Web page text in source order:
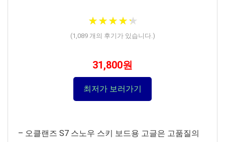
★★★★★
★★★★★
(1,089개의 후기가 있습니다.)
31,800원
최저가 보러가기
– 오클랜즈 S7 스노우 스키 보드용 고글은 고품질의